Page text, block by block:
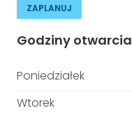
ZAPLANUJ
Godziny otwarcia
Poniedziałek
Wtorek